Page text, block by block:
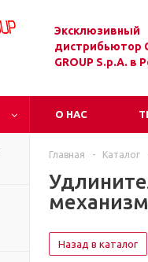
Эксклюзивный
дистрибьютор
GROUP S.p.A. в
О НАС
Главная - Каталог
Назад в каталог